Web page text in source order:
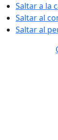
Saltar a la
Saltar al
Saltar al